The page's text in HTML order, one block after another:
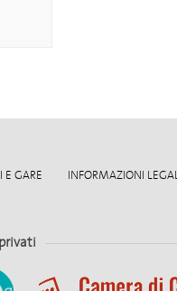
E GARE INFORMAZIONI